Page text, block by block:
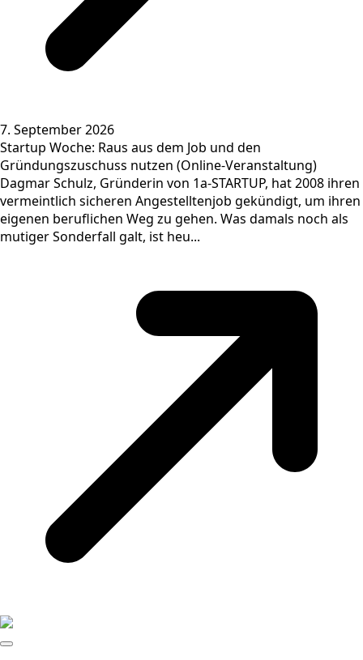
7. September 2026
Startup Woche: Raus aus dem Job und den
Gründungszuschuss nutzen (Online-Veranstaltung)
Dagmar Schulz, Gründerin von 1a-STARTUP, hat 2008 ihren
vermeintlich sicheren Angestelltenjob gekündigt, um ihren
eigenen beruflichen Weg zu gehen. Was damals noch als
mutiger Sonderfall galt, ist heu...